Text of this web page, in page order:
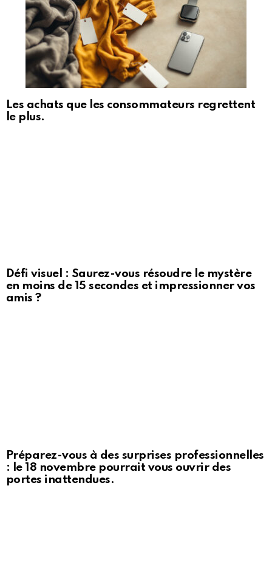
Les achats que les consommateurs regrettent
le plus.
Défi visuel : Saurez-vous résoudre le mystère
en moins de 15 secondes et impressionner vos
amis ?
Préparez-vous à des surprises professionnelles
: le 18 novembre pourrait vous ouvrir des
portes inattendues.